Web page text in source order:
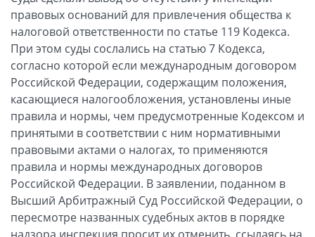
правовых оснований для привлечения общества к
налоговой ответственности по статье 119 Кодекса.
При этом суды сослались на статью 7 Кодекса,
согласно которой если международным договором
Российской Федерации, содержащим положения,
касающиеся налогообложения, установлены иные
правила и нормы, чем предусмотренные Кодексом и
принятыми в соответствии с ним нормативными
правовыми актами о налогах, то применяются
правила и нормы международных договоров
Российской Федерации. В заявлении, поданном в
Высший Арбитражный Суд Российской Федерации, о
пересмотре названных судебных актов в порядке